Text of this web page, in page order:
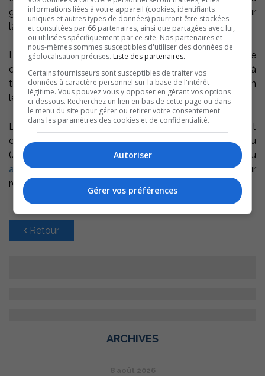
gauche du camion et de 1000 $ par année, 4 places sur
la porte arrière du camion.
L’entente sera signée pour 5 ans renouvelable. Ce type
de placement est généralement déductible d’impôt à
titre de dépense publicitaire. Le CAB fonctionnera selon
le principe du premier arrivé, premier servi.
Les entreprises et organismes intéressés doivent
communiquer avec Catherine Guyon par téléphone au
(450) 743-4310, poste 212 ou par courriel au
adjointe@cab-basrichelieu.orgle plus vite possible pour
réserver leur place.
Retour
ARCHIVES
8 août 2026
informations liées à votre appareil (cookies, identifiants
uniques et autres types de données) pourront être stockées
et consultées par 66 partenaires, ainsi que partagées avec lui,
ou utilisées spécifiquement par ce site. Nos partenaires et
nous-mêmes sommes susceptibles d'utiliser des données de
géolocalisation précises. Liste des partenaires.
Certains fournisseurs sont susceptibles de traiter vos
données à caractère personnel sur la base de l'intérêt
légitime. Vous pouvez vous y opposer en gérant vos options
ci-dessous. Recherchez un lien en bas de cette page ou dans
le menu du site pour gérer ou retirer votre consentement
dans les paramètres des cookies et de confidentialité.
Autoriser
Gérer vos préférences